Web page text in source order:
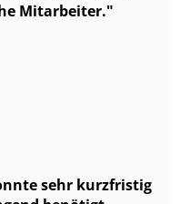
Mitarbeiter.
sehr kurzfristig